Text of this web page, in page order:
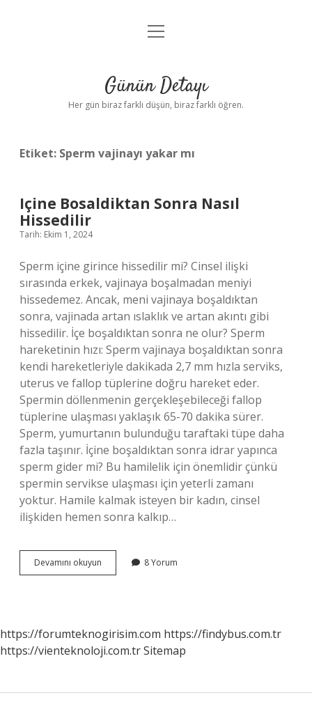
Anasayfa
Yasal Uyarı
menüyü
Günün Detayı
Her gün biraz farklı düşün, biraz farklı öğren.
Etiket: Sperm vajinayı yakar mı
Içine Bosaldiktan Sonra Nasıl
Hissedilir
Tarih: Ekim 1, 2024
Sperm içine girince hissedilir mi? Cinsel ilişki
sırasında erkek, vajinaya boşalmadan meniyi
hissedemez. Ancak, meni vajinaya boşaldıktan
sonra, vajinada artan ıslaklık ve artan akıntı gibi
hissedilir. İçe boşaldıktan sonra ne olur? Sperm
hareketinin hızı: Sperm vajinaya boşaldıktan sonra
kendi hareketleriyle dakikada 2,7 mm hızla serviks,
uterus ve fallop tüplerine doğru hareket eder.
Spermin döllenmenin gerçekleşebileceği fallop
tüplerine ulaşması yaklaşık 65-70 dakika sürer.
Sperm, yumurtanın bulunduğu taraftaki tüpe daha
fazla taşınır. İçine boşaldıktan sonra idrar yapınca
sperm gider mi? Bu hamilelik için önemlidir çünkü
spermin servikse ulaşması için yeterli zamanı
yoktur. Hamile kalmak isteyen bir kadın, cinsel
ilişkiden hemen sonra kalkıp…
Devamını okuyun
Bosaldiktan
8 Yorum
https://forumteknogirisim.com https://findybus.com.tr
https://vienteknoloji.com.trSitemap